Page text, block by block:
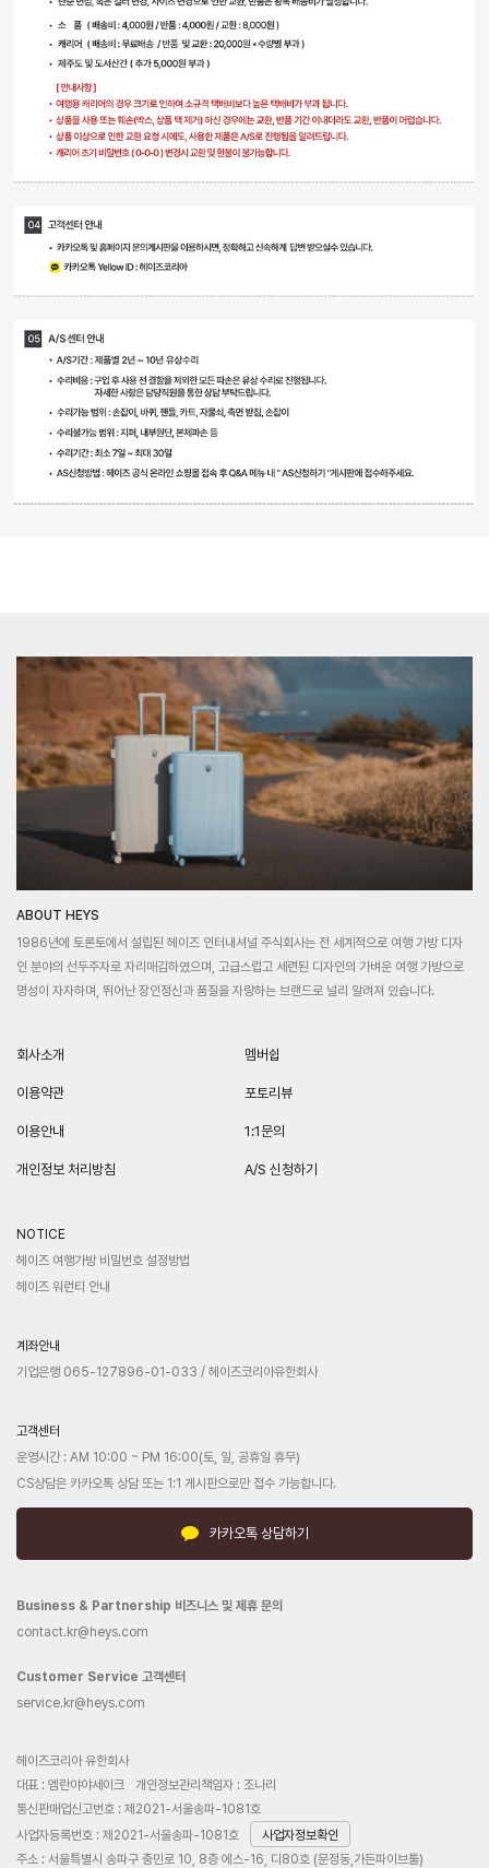
ABOUT HEYS
1986년에 토론토에서 설립된 헤이즈 인터내셔널 주식회사는 전 세계적으로 여행 가방 디자
인 분야의 선두주자로 자리매김하였으며, 고급스럽고 세련된 디자인의 가벼운 여행 가방으로
명성이 자자하며, 뛰어난 장인정신과 품질을 자랑하는 브랜드로 널리 알려져 있습니다.
회사소개
이용약관
이용안내
개인정보 처리방침
멤버쉽
포토리뷰
1:1문의
A/S 신청하기
NOTICE
헤이즈 여행가방 비밀번호 설정방법
헤이즈 워런티 안내
계좌안내
기업은행 065-127896-01-033 / 헤이즈코리아유한회사
고객센터
운영시간 : AM 10:00 ~ PM 16:00(토, 일, 공휴일 휴무)
CS상담은 카카오톡 상담 또는 1:1 게시판으로만 접수 가능합니다.
카카오톡 상담하기
Business & Partnership 비즈니스 및 제휴 문의
contact.kr@heys.com
Customer Service 고객센터
service.kr@heys.com
헤이즈코리아 유한회사
대표 : 엠란야야세이크
개인정보관리책임자 : 조나리
통신판매업신고번호 : 제2021-서울송파-1081호
사업자등록번호 : 제2021-서울송파-1081호
사업자정보확인
주소 : 서울특별시 송파구 충민로 10, 8층 에스-16, 디80호 (문정동,가든파이브툴)